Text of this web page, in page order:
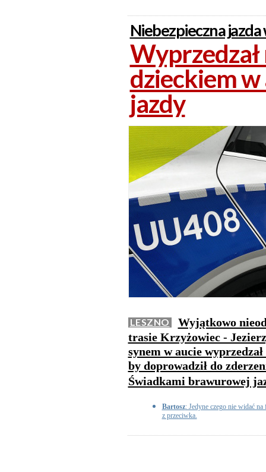
Niebezpieczna
Wyprzedzał
dzieckiem w
jazdy
LESZNO
Wyjątkowo
trasie Krzyżowiec -
synem w aucie
by doprowadził do
Świadkami brawurowej
Bartosz: Jedyne czego nie widać
z przeciwka.